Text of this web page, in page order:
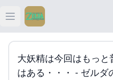
Open main menu
ティ
ティ
大妖精は今回はもっと
はある・・・ - ゼルダ